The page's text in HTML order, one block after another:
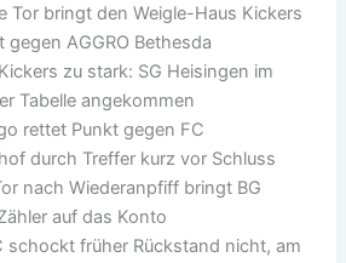
Tor bringt den Weigle-Haus Kickers
gegen AGGRO Bethesda
zu stark: SG Heisingen im
Tabelle angekommen
rettet Punkt gegen FC
durch Treffer kurz vor Schluss
nach Wiederanpfiff bringt BG
auf das Konto
schockt früher Rückstand nicht, am